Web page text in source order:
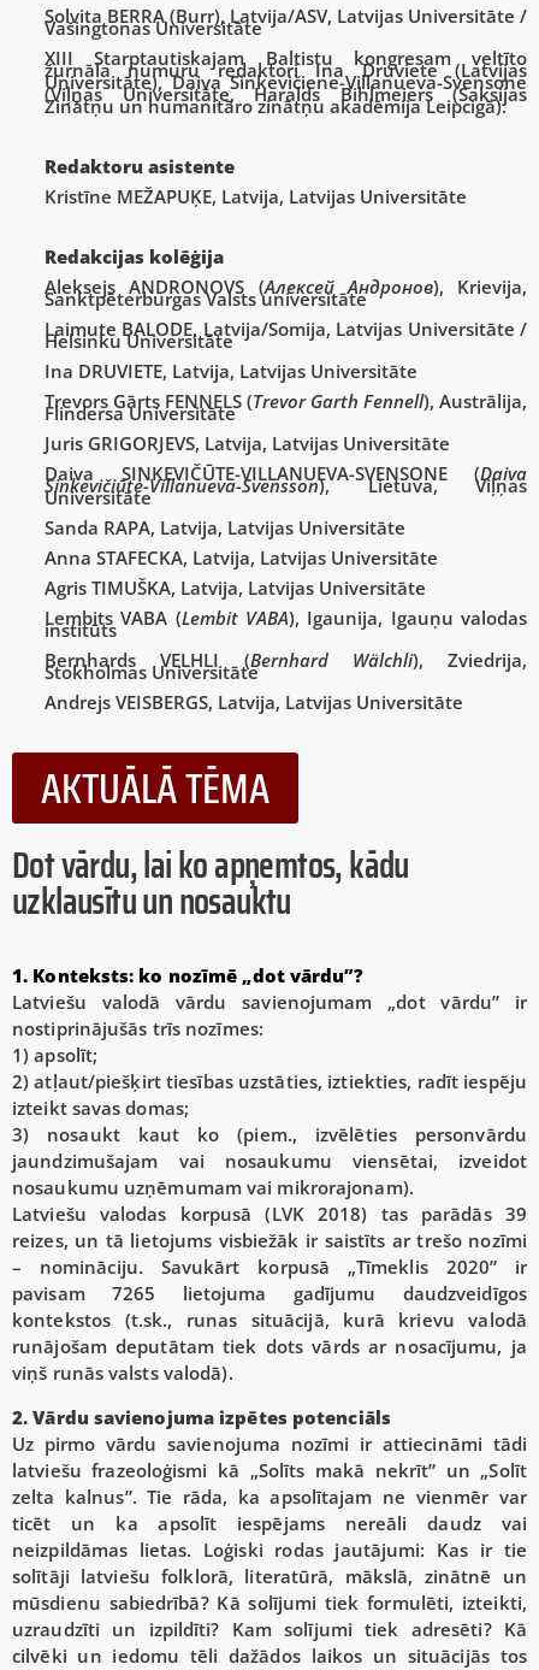
Solvita BERRA (Burr), Latvija/ASV, Latvijas Universitāte /
Vašingtonas Universitāte
XIII Starptautiskajam Baltistu kongresam veltīto
žurnāla numuru redaktori Ina Druviete (Latvijas
Universitāte), Daiva Sinkevičiene-Villanueva-Svensone
(Viļņas Universitāte, Haralds Bihlmeiers (Saksijas
Zinātņu un humanitāro zinātņu akadēmija Leipcigā).
Redaktoru asistente
Kristīne MEŽAPUĶE, Latvija, Latvijas Universitāte
Redakcijas kolēģija
Aleksejs ANDRONOVS (Алексей Андронов), Krievija,
Sanktpēterburgas Valsts universitāte
Laimute BALODE, Latvija/Somija, Latvijas Universitāte /
Helsinku Universitāte
Ina DRUVIETE, Latvija, Latvijas Universitāte
Trevors Gārts FENNELS (Trevor Garth Fennell), Austrālija,
Flindersa Universitāte
Juris GRIGORJEVS, Latvija, Latvijas Universitāte
Daiva SINKEVIČŪTE-VILLANUEVA-SVENSONE (Daiva
Sinkevičiūtė-Villanueva-Svensson), Lietuva, Viļņas
Universitāte
Sanda RAPA, Latvija, Latvijas Universitāte
Anna STAFECKA, Latvija, Latvijas Universitāte
Agris TIMUŠKA, Latvija, Latvijas Universitāte
Lembits VABA (Lembit VABA), Igaunija, Igauņu valodas
institūts
Bernhards VELHLI (Bernhard Wälchli), Zviedrija,
Stokholmas Universitāte
Andrejs VEISBERGS, Latvija, Latvijas Universitāte
AKTUĀLĀ TĒMA
Dot vārdu, lai ko apņemtos, kādu
uzklausītu un nosauktu
1. Konteksts: ko nozīmē „dot vārdu”?
Latviešu valodā vārdu savienojumam „dot vārdu” ir
nostiprinājušās trīs nozīmes:
1) apsolīt;
2) atļaut/piešķirt tiesības uzstāties, iztiekties, radīt iespēju
izteikt savas domas;
3) nosaukt kaut ko (piem., izvēlēties personvārdu
jaundzimušajam vai nosaukumu viensētai, izveidot
nosaukumu uzņēmumam vai mikrorajonam).
Latviešu valodas korpusā (LVK 2018) tas parādās 39
reizes, un tā lietojums visbiežāk ir saistīts ar trešo nozīmi
– nomināciju. Savukārt korpusā „Tīmeklis 2020” ir
pavisam 7265 lietojuma gadījumu daudzveidīgos
kontekstos (t.sk., runas situācijā, kurā krievu valodā
runājošam deputātam tiek dots vārds ar nosacījumu, ja
viņš runās valsts valodā).
2. Vārdu savienojuma izpētes potenciāls
Uz pirmo vārdu savienojuma nozīmi ir attiecināmi tādi
latviešu frazeoloģismi kā „Solīts makā nekrīt” un „Solīt
zelta kalnus”. Tie rāda, ka apsolītajam ne vienmēr var
ticēt un ka apsolīt iespējams nereāli daudz vai
neizpildāmas lietas. Loģiski rodas jautājumi: Kas ir tie
solītāji latviešu folklorā, literatūrā, mākslā, zinātnē un
mūsdienu sabiedrībā? Kā solījumi tiek formulēti, izteikti,
uzraudzīti un izpildīti? Kam solījumi tiek adresēti? Kā
cilvēki un iedomu tēli dažādos laikos un situācijās tos